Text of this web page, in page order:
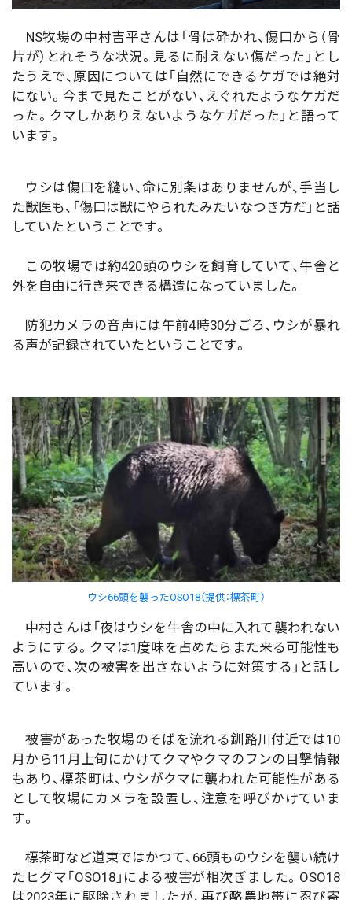
NS牧場の中村吉平さんは「骨は砕かれ、傷口から（骨
片が）とれそうな状況。見るに耐えない傷だった」とし
たうえで、原因については「自然にできるケガでは絶対
にない。今まで見たことがない、えぐれたようなケガだ
った。クマしかありえないようなケガだった」と語って
います。
ウシは傷口を縫い、命に別条はありませんが、手当し
た獣医も、「傷口は獣にやられたみたいなつき方だ」と話
していたということです。
この牧場では約420頭のウシを飼育していて、牛舎と
外を自由に行き来できる構造になっていました。
防犯カメラの音声には午前4時30分ごろ、ウシが暴れ
る声が記録されていたということです。
ウシ66頭を襲ったOSO18（提供：標茶町）
中村さんは「夜はウシを牛舎の中に入れて襲われない
ようにする。クマは1度味を占めたらまた来る可能性も
高いので、次の被害を出さないように対策する」と話し
ています。
被害があった牧場のそばを流れる釧路川付近では10
月から11月上旬にかけてクマやクマのフンの目撃情報
もあり、標茶町は、ウシがクマに襲われた可能性がある
として牧場にカメラを設置し、注意を呼びかけていま
す。
標茶町など道東ではかつて、66頭ものウシを襲い続け
たヒグマ「OSO18」による被害が相次ぎました。OSO18